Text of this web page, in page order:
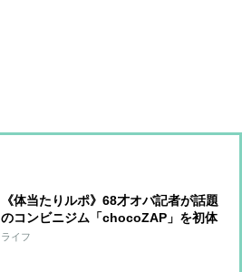
《体当たりルポ》68才オバ記者が話題
のコンビニジム「chocoZAP」を初体
験！7日間通って見えてきた変化と
ライフ